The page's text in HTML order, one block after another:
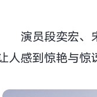
演员段奕宏、
人感到惊艳与惊